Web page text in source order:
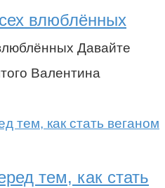
влюблённых
Давайте
Валентина
тем, как стать